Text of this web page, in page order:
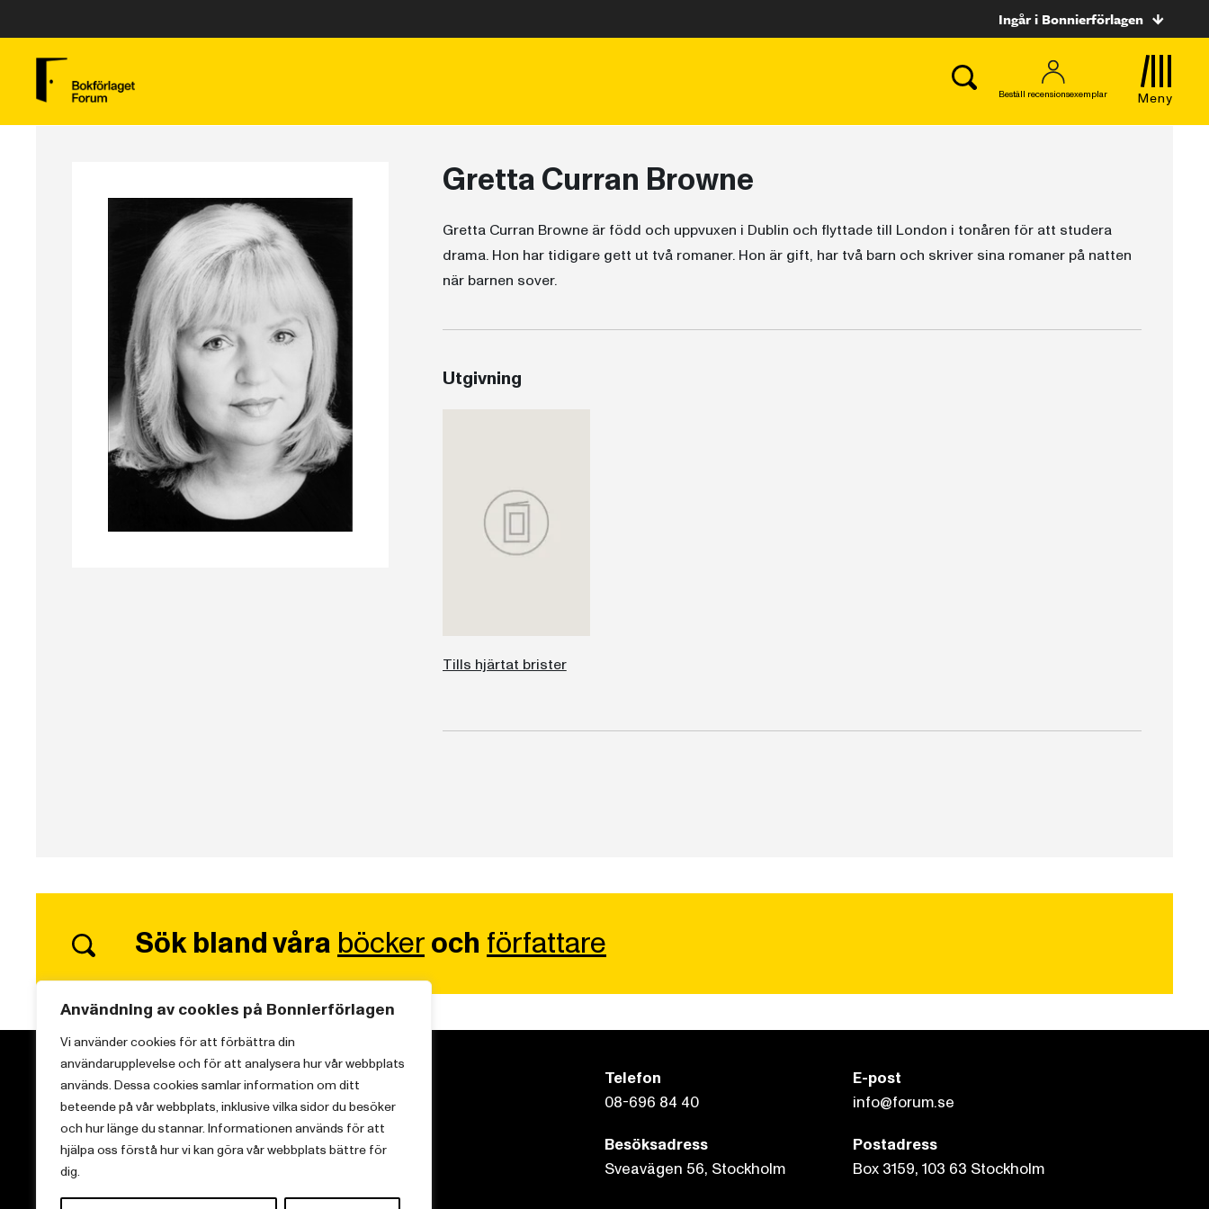
Användning av cookies på Bonnierförlagen
Vi använder cookies för att förbättra din
användarupplevelse och för att analysera hur vår webbplats
används. Dessa cookies samlar information om ditt
beteende på vår webbplats, inklusive vilka sidor du besöker
och hur länge du stannar. Informationen används för att
hjälpa oss förstå hur vi kan göra vår webbplats bättre för
dig.
Ingår i Bonnierförlagen
Beställ recensionsexemplar Meny
Gretta Curran Browne
Gretta Curran Browne är född och uppvuxen i Dublin och flyttade till London i tonåren för att studera
drama. Hon har tidigare gett ut två romaner. Hon är gift, har två barn och skriver sina romaner på natten
när barnen sover.
Utgivning
Tills hjärtat brister
Sök bland våra böckeroch författare
Vi brinner för starka berättelser och att sprida
kunskap inom aktuella ämnen.
Telefon
08-696 84 40
E-post
info@forum.se
Besöksadress
Sveavägen 56, Stockholm
Postadress
Box 3159, 103 63 Stockholm